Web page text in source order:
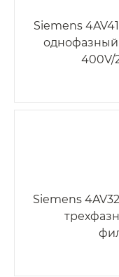
Siemens
400V/
Siemens